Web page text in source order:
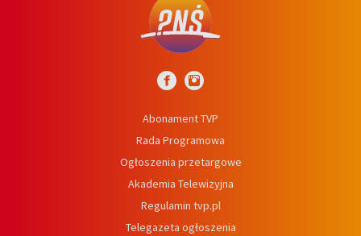
Abonament TVP
Rada Programowa
Ogłoszenia przetargowe
Akademia Telewizyjna
Regulamin tvp.pl
Telegazeta ogłoszenia